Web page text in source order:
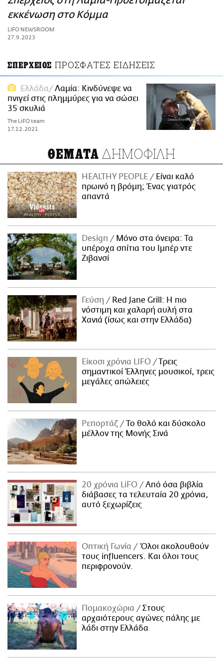
ΑΜΠΑ
PRINT
εκκένωση στο Κόμμα
LIFO NEWSROOM
27.9.2023
ΣΠΕΡΧΕΙΟΣ ΠΡΟΣΦΑΤΕΣ ΕΙΔΗΣΕΙΣ
Ελλάδα
Λαμία: Κινδύνεψε να
πνιγεί στις πλημμύρες για να σώσει
35 σκυλιά
The LiFO team
17.12.2021
ΘΕΜΑΤΑ ΔΗΜΟΦΙΛΗ
HEALTHY PEOPLE
Είναι καλό
πρωινό η βρόμη; Ένας γιατρός
απαντά
Design
Μόνο στα όνειρα: Τα
υπέροχα σπίτια του Ιμπέρ ντε
Ζιβανσί
Γεύση
Red Jane Grill: Η πιο
νόστιμη και χαλαρή αυλή στα
Χανιά (ίσως και στην Ελλάδα)
Είκοσι χρόνια LIFO
Tρεις
σημαντικοί Έλληνες μουσικοί, τρεις
μεγάλες απώλειες
Ρεπορτάζ
Το θολό και δύσκολο
μέλλον της Μονής Σινά
20 χρόνια LiFO
Από όσα βιβλία
διάβασες τα τελευταία 20 χρόνια,
αυτό ξεχωρίζεις
Οπτική Γωνία
Όλοι ακολουθούν
τους influencers. Και όλοι τους
περιφρονούν.
Πομακοχώρια
Στους
αρχαιότερους αγώνες πάλης με
λάδι στην Ελλάδα